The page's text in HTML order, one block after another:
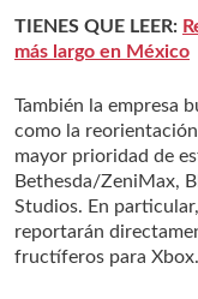
TIENES QUE LEER:
más largo en México
También la empresa
como la
mayor prioridad de
Bethesda/ZeniMax,
Studios. En
reportarán
fructíferos para Xbox.